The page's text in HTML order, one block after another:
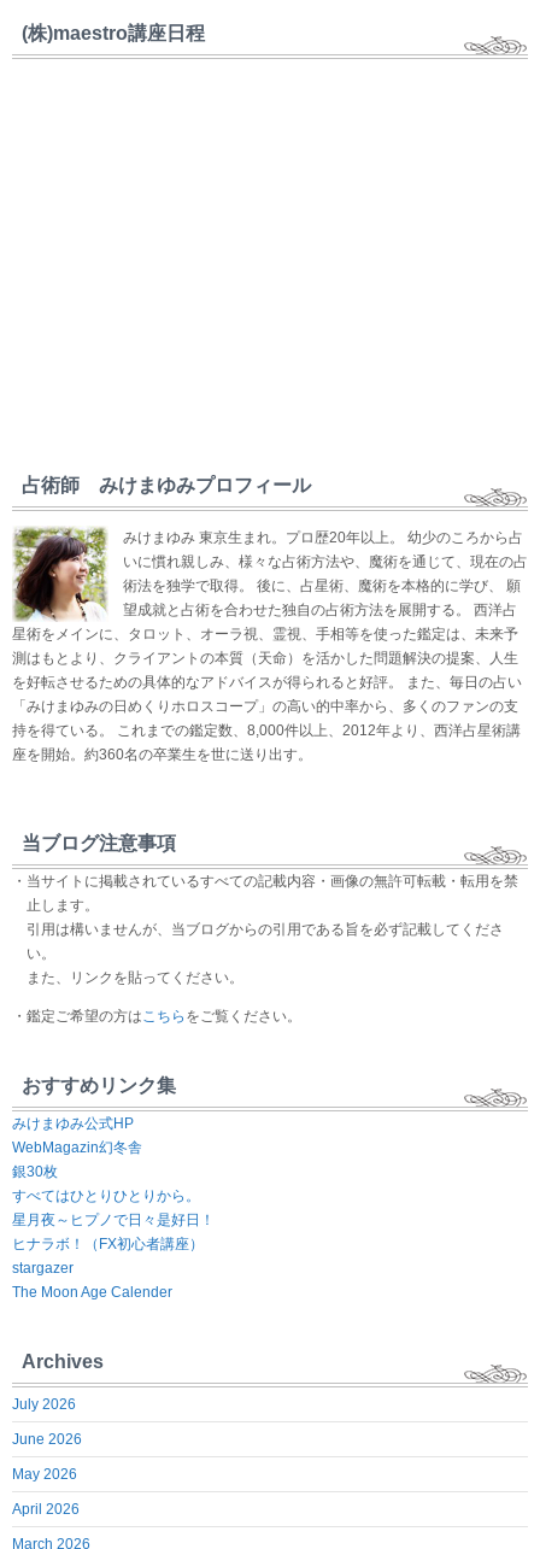
(株)maestro講座日程
占術師 みけまゆみプロフィール
みけまゆみ 東京生まれ。プロ歴20年以上。 幼少のころから占
いに慣れ親しみ、様々な占術方法や、魔術を通じて、現在の占
術法を独学で取得。 後に、占星術、魔術を本格的に学び、 願
望成就と占術を合わせた独自の占術方法を展開する。 西洋占
星術をメインに、タロット、オーラ視、霊視、手相等を使った鑑定は、未来予
測はもとより、クライアントの本質（天命）を活かした問題解決の提案、人生
を好転させるための具体的なアドバイスが得られると好評。 また、毎日の占い
「みけまゆみの日めくりホロスコープ」の高い的中率から、多くのファンの支
持を得ている。 これまでの鑑定数、8,000件以上、2012年より、西洋占星術講
座を開始。約360名の卒業生を世に送り出す。
当ブログ注意事項
・当サイトに掲載されているすべての記載内容・画像の無許可転載・転用を禁
止します。
引用は構いませんが、当ブログからの引用である旨を必ず記載してくださ
い。
また、リンクを貼ってください。
・鑑定ご希望の方はこちら をご覧ください。
おすすめリンク集
みけまゆみ公式HP
WebMagazin幻冬舎
銀30枚
すべてはひとりひとりから。
星月夜～ヒプノで日々是好日！
ヒナラボ！（FX初心者講座）
stargazer
The Moon Age Calender
Archives
July 2026
June 2026
May 2026
April 2026
March 2026